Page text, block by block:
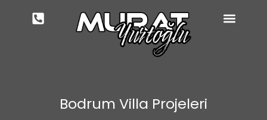
Bodrum Villa Projeleri